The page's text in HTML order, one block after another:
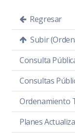
Regresar
Subir
Consulta
Consultas
Ordenamiento
Planes